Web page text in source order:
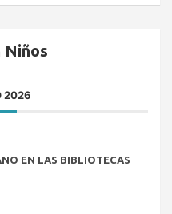
Niños
2026
EN LAS BIBLIOTECAS